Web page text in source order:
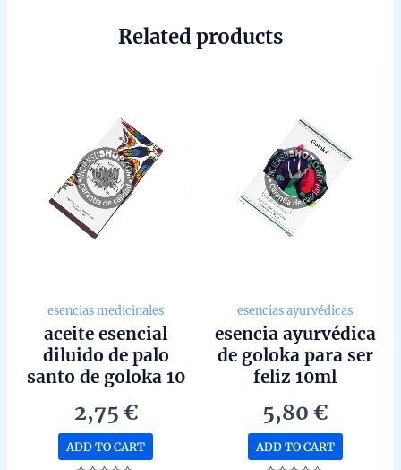
Related products
esencias medicinales
aceite esencial
diluido de palo
santo de goloka 10
2,75 €
ADD TO CART
esencias ayurvédicas
esencia ayurvédica
de goloka para ser
feliz 10ml
5,80€
ADD TO CART